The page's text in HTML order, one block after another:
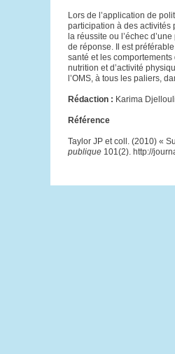
Lors de l’application de
participation à des activités
la réussite ou l’échec
de réponse. Il est
santé et les
nutrition et d’activité
l’OMS, à tous les paliers,
Rédaction : Karima
Référence
Taylor JP et coll. (2010) «
publique 101(2). http://